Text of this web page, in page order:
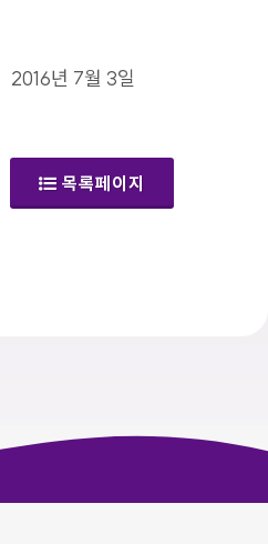
2016년 7월 3일
목록페이지